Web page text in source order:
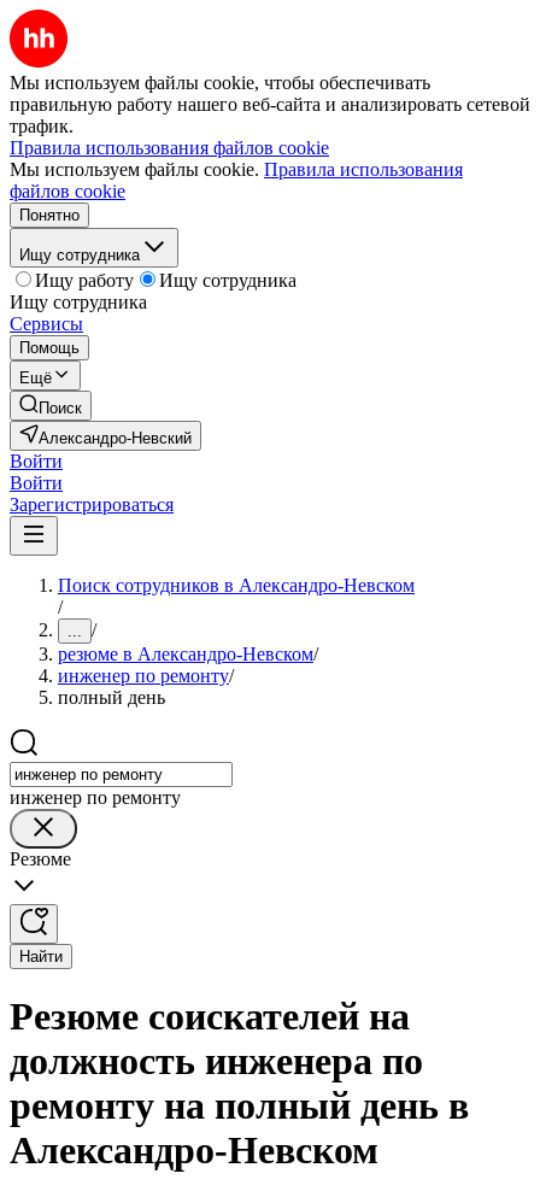
Мы используем файлы cookie, чтобы обеспечивать
правильную работу нашего веб-сайта и анализировать сетевой
трафик.
Правила использования файлов cookie
Мы используем файлы cookie. Правила использования
файлов cookie
Понятно
Ищу сотрудника
Ищу работу
Ищу сотрудника
Ищу сотрудника
Сервисы
Помощь
Ещё
Поиск
Александро-Невский
Войти
Войти
Зарегистрироваться
Поиск сотрудников в Александро-Невском
/
... /
резюме в Александро-Невском/
инженер по ремонту/
полный день
инженер по ремонту
Резюме
Найти
Резюме соискателей на
должность инженера по
ремонту на полный день в
Александро-Невском